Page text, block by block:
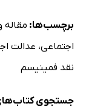
برچسب‌ها: مقاله
اجتماعی، عدالت
نقد فمینیسم
جستجوی